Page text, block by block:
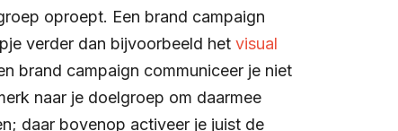
oproept. Een brand campaign
verder dan bijvoorbeeld het visual
brand campaign communiceer je niet
naar je doelgroep om daarmee
daar bovenop activeer je juist de